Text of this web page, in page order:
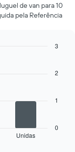
de van para 10
pela Referência
Unidas
0
1
2
3